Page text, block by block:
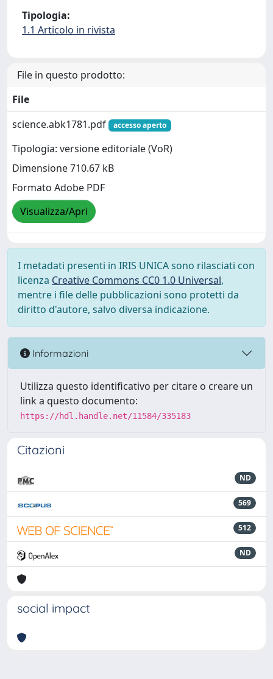
Tipologia:
1.1 Articolo in rivista
File in questo prodotto:
File
science.abk1781.pdf
accesso aperto
Tipologia: versione editoriale (VoR)
Dimensione 710.67 kB
Formato Adobe PDF
Visualizza/Apri
I metadati presenti in IRIS UNICA sono rilasciati con
licenza Creative Commons CC0 1.0 Universal,
mentre i file delle pubblicazioni sono protetti da
diritto d'autore, salvo diversa indicazione.
Informazioni
Utilizza questo identificativo per citare o creare un
link a questo documento:
https://hdl.handle.net/11584/335183
Citazioni
ND
569
512
ND
social impact